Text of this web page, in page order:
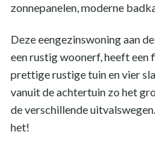
zonnepanelen, moderne
Deze eengezinswoning aan
een rustig woonerf, heeft
prettige rustige tuin en vier
vanuit de achtertuin zo het
de verschillende
het!